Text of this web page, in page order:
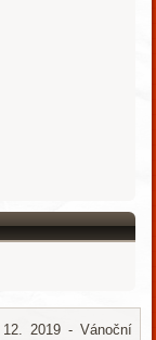
12. 2019 - Vánoční